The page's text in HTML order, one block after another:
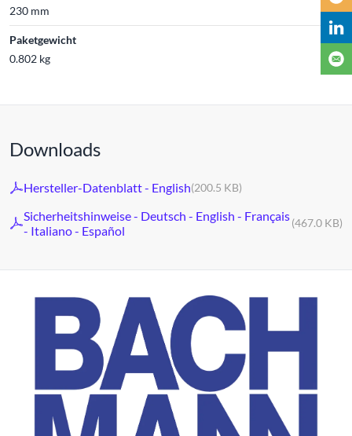
230 mm
Paketgewicht
0.802 kg
Downloads
Hersteller-Datenblatt - English(200.5 KB)
Sicherheitshinweise - Deutsch - English - Français
- Italiano - Español
(467.0 KB)